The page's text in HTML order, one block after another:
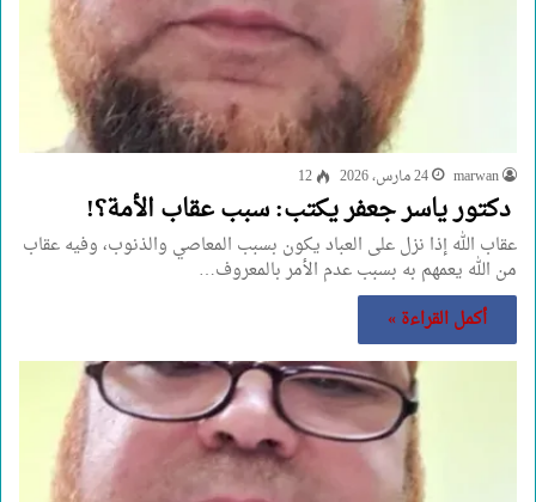
marwan 24 مارس، 2026 12
دكتور ياسر جعفر يكتب: سبب عقاب الأمة؟!
عقاب الله إذا نزل على العباد يكون بسبب المعاصي والذنوب، وفيه عقاب
من الله يعمهم به بسبب عدم الأمر بالمعروف…
أكمل القراءة »